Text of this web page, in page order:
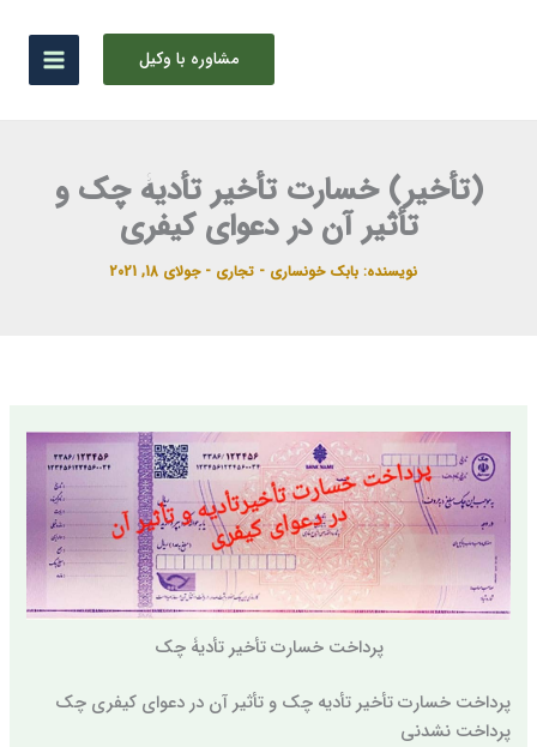
مشاوره با وکیل
(تأخیر) خسارت تأخیر تأدیۀ چک و
تأثیر آن در دعوای کیفری
نویسنده: بابک خونساری-تجاری -جولای 18, 2021
پرداخت خسارت تأخیر تأدیۀ چک
پرداخت خسارت تأخیر تأدیه چک و تأثیر آن در دعوای کیفری چک
پرداخت نشدنی